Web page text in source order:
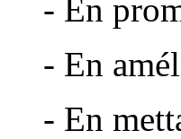
- En
- En
- En